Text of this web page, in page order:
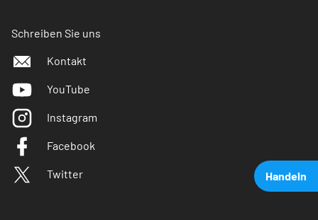
Handeln
Schreiben Sie uns
Kontakt
YouTube
Instagram
Facebook
Twitter